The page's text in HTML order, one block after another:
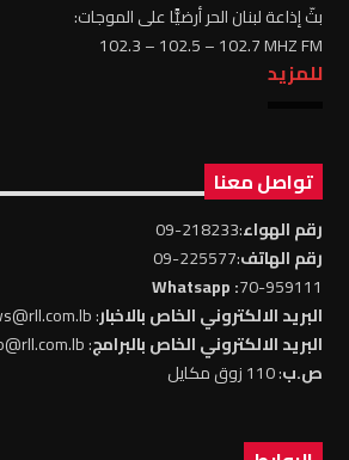
بثّ إذاعة لبنان الحر أرضيًّا على الموجات:
102.3 – 102.5 – 102.7 MHZ FM
للمزيد
تواصل معنا
رقم الهواء:218233-09
رقم الهاتف:225577-09
70-959111
: Whatsapp
البريد الالكتروني الخاص بالاخبار: news@rll.com.lb
البريد الالكتروني الخاص بالبرامج: info@rll.com.lb
ص.ب: 110 زوق مكايل